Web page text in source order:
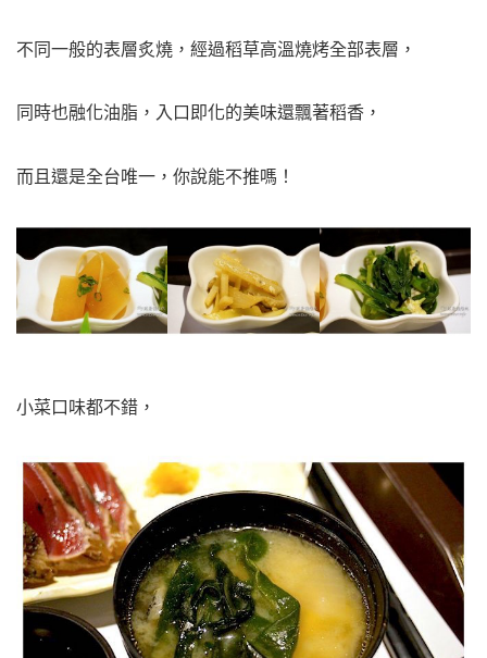
不同一般的表層炙燒，經過稻草高溫燒烤全部表層，
同時也融化油脂，入口即化的美味還飄著稻香，
而且還是全台唯一，你說能不推嗎！
小菜口味都不錯，